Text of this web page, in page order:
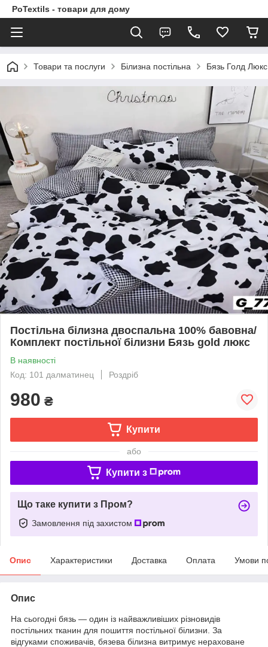
PoTextils - товари для дому
Товари та послуги Білизна постільна Бязь Голд Люкс
Постільна білизна двоспальна 100% бавовна/
Комплект постільної білизни Бязь gold люкс
В наявності
Код: 101 далматинец
Роздріб
980 ₴
Купити
або
Купити з
Що таке купити з Пром?
Замовлення під захистом
Опис Характеристики Доставка Оплата Умови
Опис
На сьогодні бязь — один із найважливіших різновидів
постільних тканин для пошиття постільної білизни. За
відгуками споживачів, бязева білизна витримує нераховане